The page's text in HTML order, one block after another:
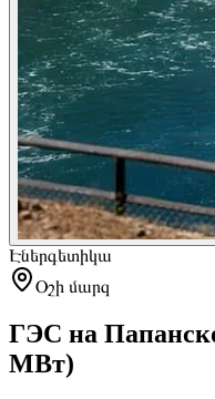
Էներգետիկա
Օշի մարզ
ГЭС на
МВт)